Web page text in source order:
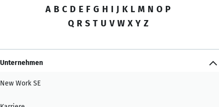
A B C D E F G H I J K L M N O P
Q R S T U V W X Y Z
Unternehmen
New Work SE